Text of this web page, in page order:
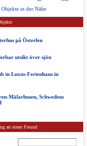
Objekte in der Nähe
på Österlen
utsikt över sjön
in Luxus-Ferienhaus in
Mälarhusen, Schwedens
an einen Freund